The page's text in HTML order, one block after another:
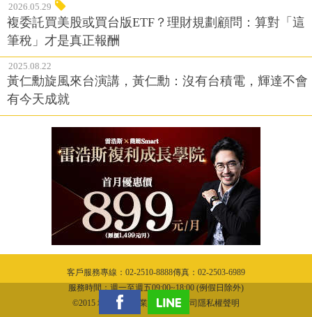
2026.05.29
複委託買美股或買台版ETF？理財規劃顧問：算對「這
筆稅」才是真正報酬
2025.08.22
黃仁勳旋風來台演講，黃仁勳：沒有台積電，輝達不會
有今天成就
客戶服務專線：02-2510-8888傳真：02-2503-6989
服務時間：週一至週五09:00~18:00 (例假日除外)
©2015 城邦文化事業股份有限公司隱私權聲明